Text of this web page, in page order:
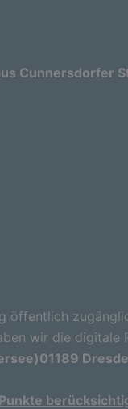
Cunnersdorfer
öffentlich
wir die digitale